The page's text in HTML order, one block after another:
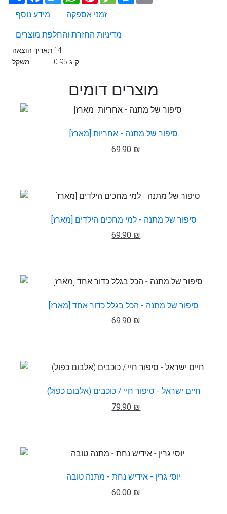
מידע נוסף
זמני אספקה
מדיניות החזרת והחלפת מוצרים
תאריך הוצאה 14
משקל
0.95 ק"ג
מוצרים דומים
סיפור של מתנה - אחריות [מארז]
69.90 ₪
סיפור של מתנה - למי מחכים הילדים [מארז]
69.90 ₪
סיפור של מתנה - הכל בגלל כדור אחד [מארז]
69.90 ₪
חיים ישראל - סיפור חיי / כוכבים (אלבום כפול)
79.90 ₪
יוסי גרין - אידיש נחת - מתנה טובה
60.00 ₪